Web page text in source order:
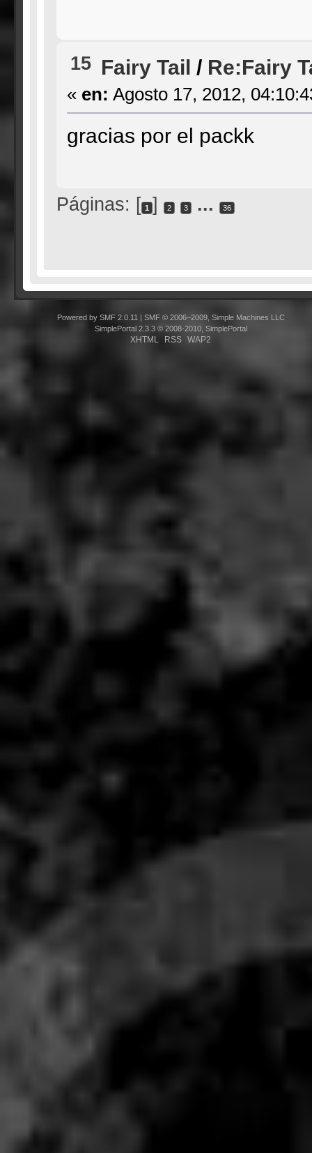
15 Fairy Tail / Re:Fairy
« en: Agosto 17, 2012,
gracias por el packk
Páginas: [ 1 ] 2 3 ... 36
Powered by SMF 2.0.11
SMF © 2006–2009, Simple Machines LLC
SimplePortal 2.3.3 © 2008-2010, SimplePortal
XHTML RSS WAP2